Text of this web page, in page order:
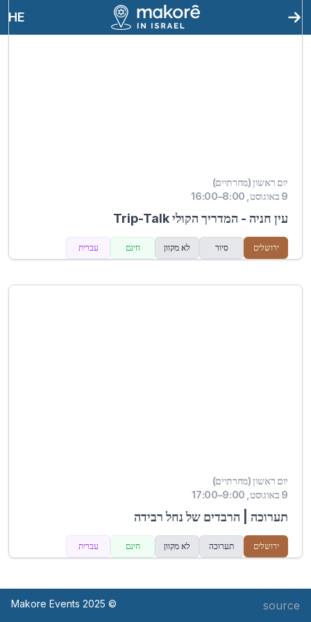
HE
יום ראשון (מחרתיים)
9 באוגוסט, 8:00–16:00
עין חניה - המדריך הקולי Trip-Talk
ירושלים סיור לא מקוון חינם עברית
יום ראשון (מחרתיים)
9 באוגוסט, 9:00–17:00
תערוכה | הרבדים של נחל רבידה
ירושלים תערוכה לא מקוון חינם עברית
source
© Makore Events 2025